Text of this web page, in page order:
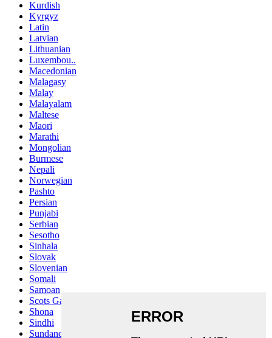
Kurdish
Kyrgyz
Latin
Latvian
Lithuanian
Luxembou..
Macedonian
Malagasy
Malay
Malayalam
Maltese
Maori
Marathi
Mongolian
Burmese
Nepali
Norwegian
Pashto
Persian
Punjabi
Serbian
Sesotho
Sinhala
Slovak
Slovenian
Somali
Samoan
Scots Gaelic
Shona
Sindhi
Sundanese